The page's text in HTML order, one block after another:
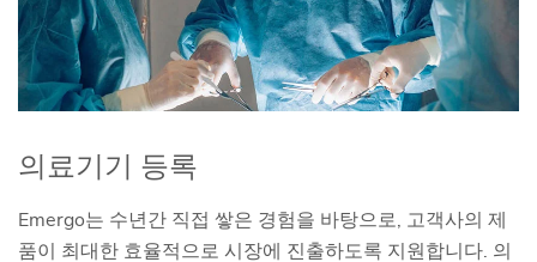
의료기기 등록
Emergo는 수년간 직접 쌓은 경험을 바탕으로, 고객사의 제
품이 최대한 효율적으로 시장에 진출하도록 지원합니다. 의